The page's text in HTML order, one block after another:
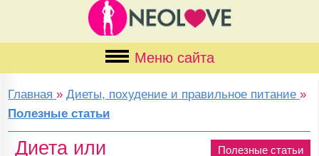
Меню сайта
Главная »Диеты, похудение и правильное питание »
Полезные статьи
Полезные статьи
Диета или